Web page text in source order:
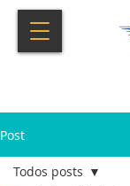
Post
Todos posts